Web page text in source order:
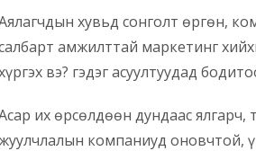
хувьд сонголт өргөн,
амжилттай маркетинг
вэ? гэдэг асуултуудад
их өрсөлдөөн дундаас ялгарч,
компаниуд оновчтой,